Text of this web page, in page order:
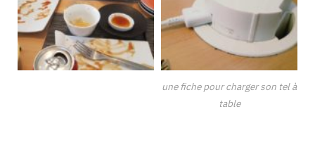
une fiche pour charger son tel à
table